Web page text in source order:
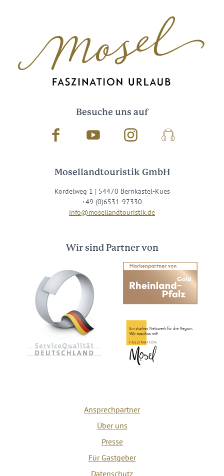
Besuche uns auf
Facebook Youtube InstagramPodcast
Mosellandtouristik GmbH
Kordelweg 1 | 54470 Bernkastel-Kues
+49 (0)6531-97330
info@mosellandtouristik.de
Wir sind Partner von
Ansprechpartner
Über uns
Presse
Für Gastgeber
Datenschutz